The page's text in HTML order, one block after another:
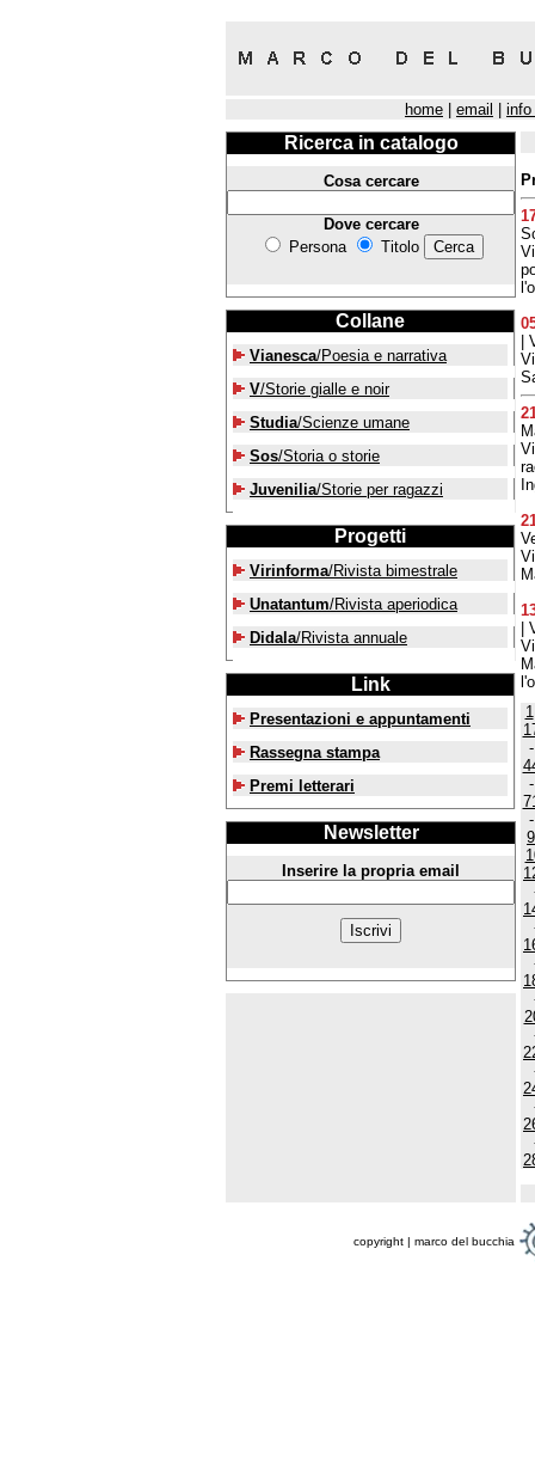
home email info
Ricerca in catalogo
Cosa cercare
Dove cercare
Persona
Titolo
Collane
Vianesca/Poesia e narrativa
V/Storie gialle e noir
Studia/Scienze umane
Sos/Storia o storie
Juvenilia/Storie per ragazzi
Progetti
Virinforma/Rivista bimestrale
Unatantum/Rivista aperiodica
Didala/Rivista annuale
Link
Presentazioni e appuntamenti
Rassegna stampa
Premi letterari
Newsletter
Inserire la propria email
|
1
copyright | marco del bucchia